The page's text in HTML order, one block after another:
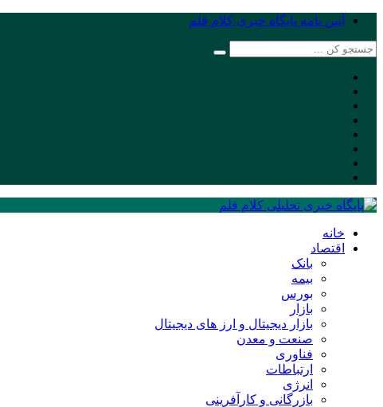
آیین نامه پایگاه خبری کلام قلم
خانه
اقتصاد
بانک
بیمه
بورس
بازار
بازار دیجیتال و ارز های دیجیتال
صنعت و معدن
فناوری
ارتباطات
انرژی
بازرگانی و کارآفرینی